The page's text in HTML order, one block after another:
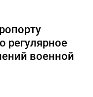
регулярное
военной